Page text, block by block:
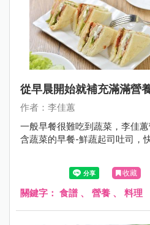
從早晨開始就補充滿滿營
作者：李佳蕙
一般早餐很難吃到蔬菜，李佳
含蔬菜的早餐-鮮蔬起司吐司，
收藏
關鍵字： 食譜 、 營養 、 料理